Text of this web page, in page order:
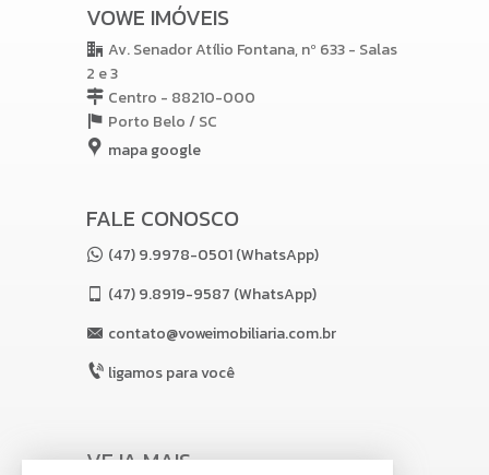
VOWE IMÓVEIS
Av. Senador Atílio Fontana, nº 633 - Salas
2 e 3
Centro - 88210-000
Porto Belo /SC
mapa google
FALE CONOSCO
(47) 9.9978-0501 (WhatsApp)
(47)9.8919-9587 (WhatsApp)
contato@voweimobiliaria.com.br
ligamos para você
VEJA MAIS